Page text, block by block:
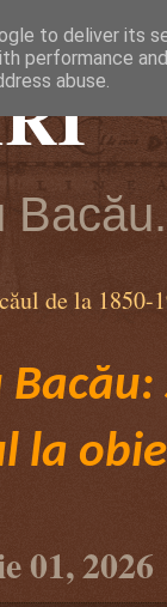
de la 1850-
la
01, 2026
to deliver its
performance
abuse.